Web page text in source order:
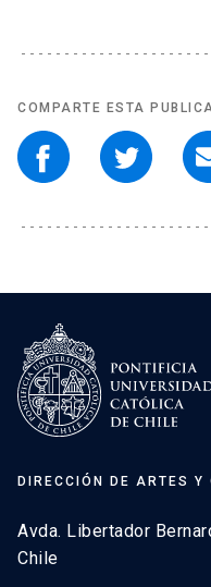
COMPARTE ESTA
DIRECCIÓN DE ARTES Y
Avda. Libertador
Chile